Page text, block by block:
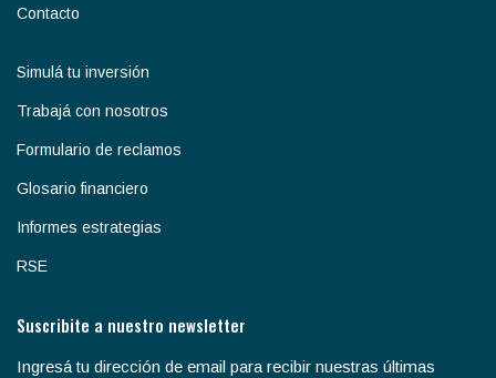
Contacto
Simulá tu inversión
Trabajá con nosotros
Formulario de reclamos
Glosario financiero
Informes estrategias
RSE
Suscribite a nuestro newsletter
Ingresá tu dirección de email para recibir nuestras últimas